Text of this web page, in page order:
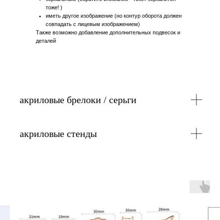
тоже! )
иметь другое изображение (но контур оборота должен
совпадать с лицевым изображением)
Также возможно добавление дополнительных подвесок и
деталей
Оборот может быть:
акриловые брелоки / серьги
акриловые стенды